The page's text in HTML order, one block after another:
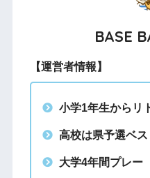
BASE
【運営者情報】
小学1年生からリ
高校は県予選ベス
大学4年間プレー